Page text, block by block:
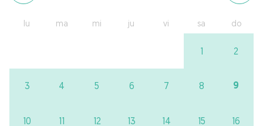
lu ma mi ju vi sa do
1 2
3 4 5 6 7 8 9
10 11 12 13 14 15 16